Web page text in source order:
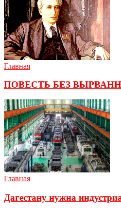
Главная
ПОВЕСТЬ БЕЗ
Главная
Дагестану нужна